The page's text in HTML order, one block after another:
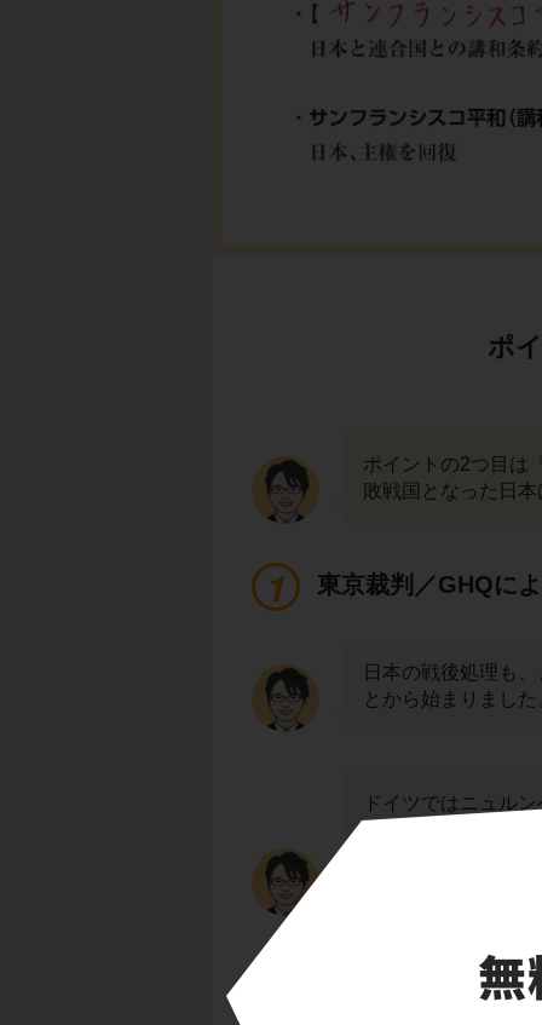
ポ
ポイントの2つ目は
敗戦国となった日
東京裁判／GHQに
日本の戦後処理も
とから始まりました
ドイツではニュル
また、戦後の日本は